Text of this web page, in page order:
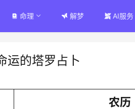
命理 解梦 AI服务
运的塔罗占卜
农历